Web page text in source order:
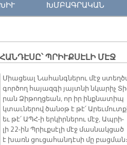
ԽՄԲԱԳՐԱԿԱՆ
ՊՐԻՒՔՍԷԼԻ ՄԷՋ
Միա­ցեալ Նա­հանգ­նե­րու մէջ
գոր­ծող հա­յազ­գի յայտ­նի նկա­րիչ
րան Ձի­թող­ցեան, որ իր ինք­նա­տիպ
կտաւ­նե­րով ծա­նօթ է թէ՛
եւ թէ՛ ԱՊՀ-ի եր­կիր­նե­րու մէջ, Ապ­րի­
լի 22-ին Պրիւք­սէ­լի մէջ մաս­նակ­ցած
է խառն ցու­ցա­հան­դէ­սի մը բաց­ման։